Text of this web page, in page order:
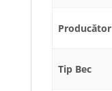
Producător
Tip Bec